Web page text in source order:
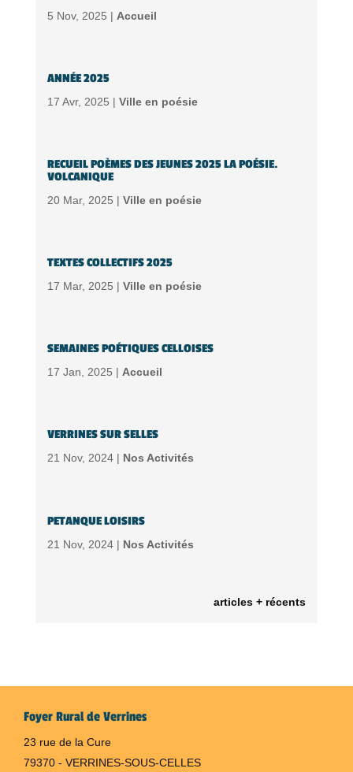
5 Nov, 2025 | Accueil
ANNÉE 2025
17 Avr, 2025 | Ville en poésie
RECUEIL POÈMES DES JEUNES 2025 LA POÉSIE.
VOLCANIQUE
20 Mar, 2025 | Ville en poésie
TEXTES COLLECTIFS 2025
17 Mar, 2025 | Ville en poésie
SEMAINES POÉTIQUES CELLOISES
17 Jan, 2025 | Accueil
VERRINES SUR SELLES
21 Nov, 2024 | Nos Activités
PETANQUE LOISIRS
21 Nov, 2024 | Nos Activités
articles + récents
Foyer Rural de Verrines
23 rue de la Cure
79370 - VERRINES-SOUS-CELLES